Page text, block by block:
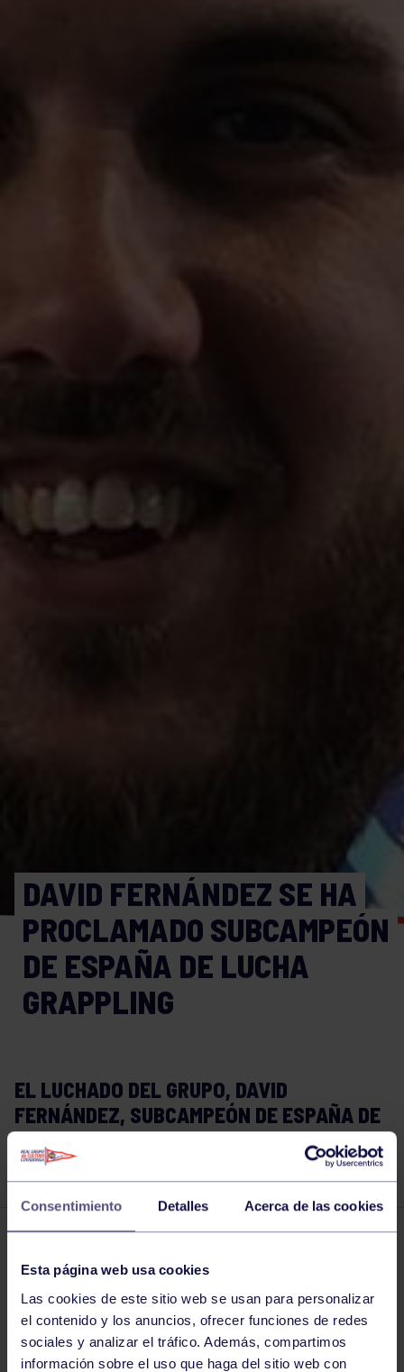
Consentimiento Detalles Acerca de las cookies
Esta página web usa cookies
Las cookies de este sitio web se usan para personalizar
el contenido y los anuncios, ofrecer funciones de redes
sociales y analizar el tráfico. Además, compartimos
información sobre el uso que haga del sitio web con
DAVID FERNÁNDEZ SE HA
PROCLAMADO SUBCAMPEÓN
DE ESPAÑA DE LUCHA
GRAPPLING
EL LUCHADO DEL GRUPO, DAVID
FERNÁNDEZ, SUBCAMPEÓN DE ESPAÑA DE
LUCHA GRAPPLING EN EL CAMPEONATO DE
ESPAÑA CELEBRADO EN MURCIA.